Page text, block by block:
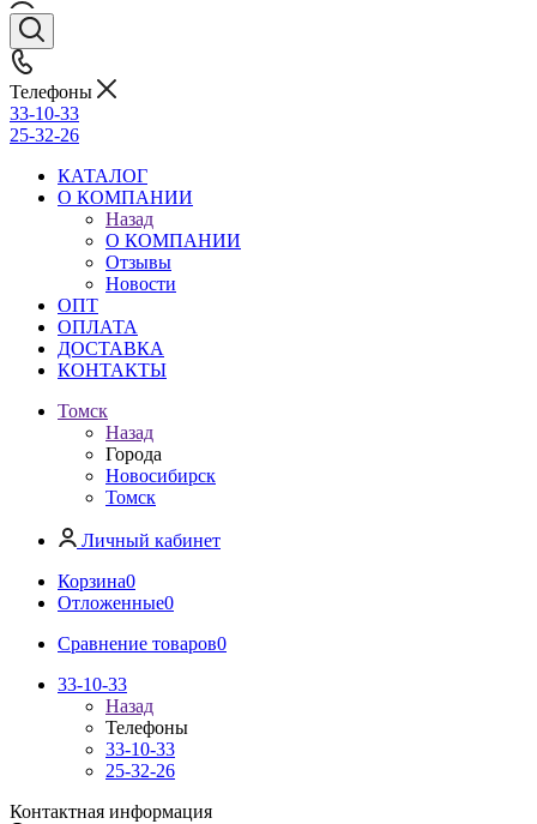
Телефоны
33-10-33
25-32-26
КАТАЛОГ
О КОМПАНИИ
Назад
О КОМПАНИИ
Отзывы
Новости
ОПТ
ОПЛАТА
ДОСТАВКА
КОНТАКТЫ
Томск
Назад
Города
Новосибирск
Томск
Личный кабинет
Корзина0
Отложенные0
Сравнение товаров0
33-10-33
Назад
Телефоны
33-10-33
25-32-26
Контактная информация